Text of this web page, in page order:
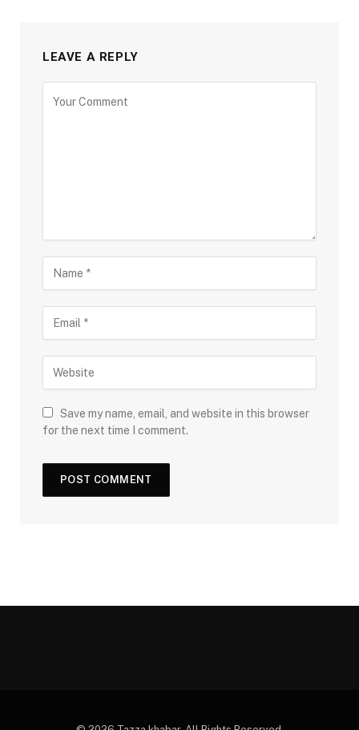
LEAVE A REPLY
Save my name, email, and website in this browser
for the next time I comment.